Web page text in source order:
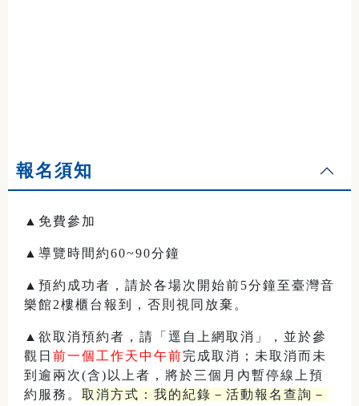
報名須知
▲免費參加
▲導覽時間約60~90分鐘
▲預約成功者，請於各場次開始前5分鐘至臺灣音
樂館2樓櫃台報到，否則視同放棄。
▲欲取消預約者，請「逕自上網取消」，並於參
觀日 前一個工作天中午前完成取消；未取消而未
到逾兩次(含)以上者，將於三個月內暫停線上預
約服務。 取消方式：我的紀錄－活動報名查詢－